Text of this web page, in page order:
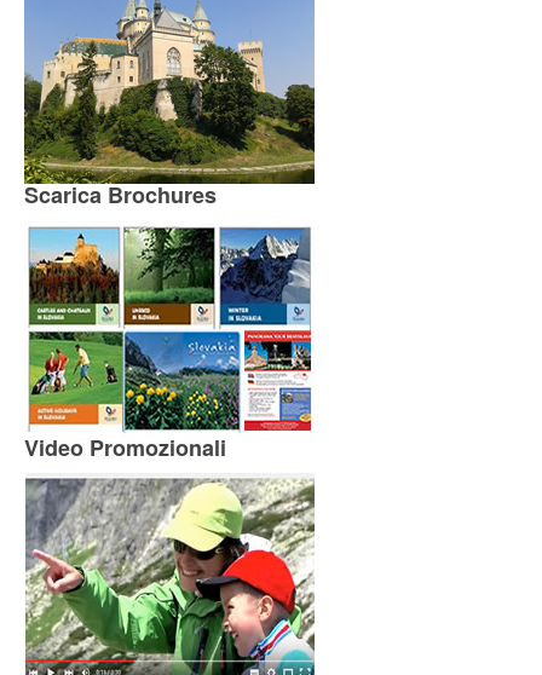
Scarica Brochures
Video Promozionali